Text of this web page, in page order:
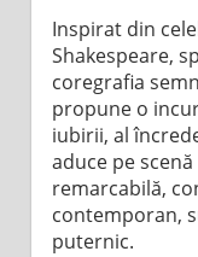
Inspirat din
Shakespeare,
coregrafia
propune o
iubirii, al
aduce pe
remarcabilă,
contemporan,
puternic.